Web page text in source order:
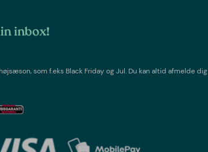
inbox!
som f.eks Black Friday og Jul. Du kan altid afmelde dig